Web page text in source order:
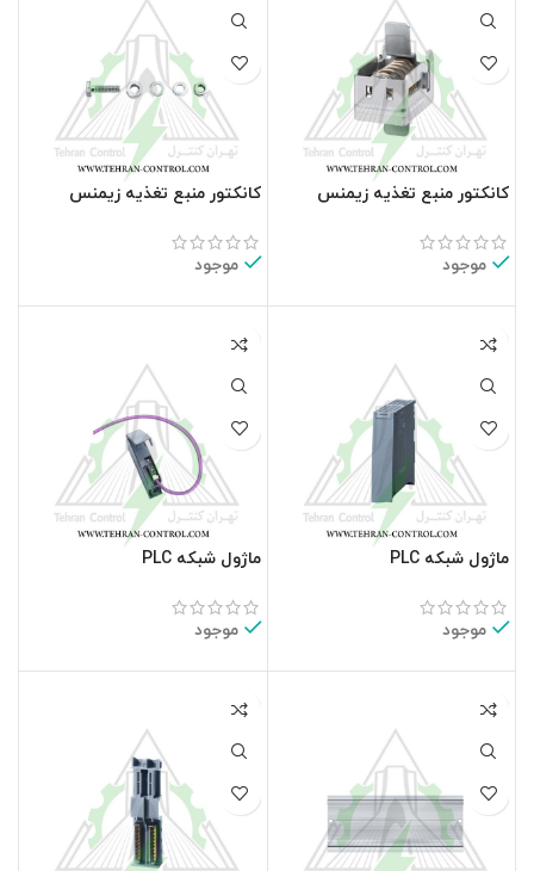
کانکتور منبع تغذیه زیمنس
موجود
کانکتور منبع تغذیه زیمنس
موجود
ماژول شبکه PLC
موجود
ماژول شبکه PLC
موجود